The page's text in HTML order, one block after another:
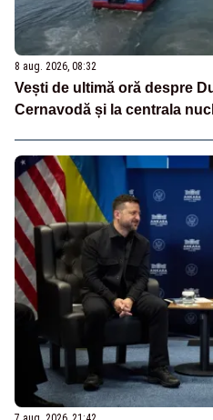
8 aug. 2026, 08:32
Vești de ultimă oră despre
Cernavodă și la centrala